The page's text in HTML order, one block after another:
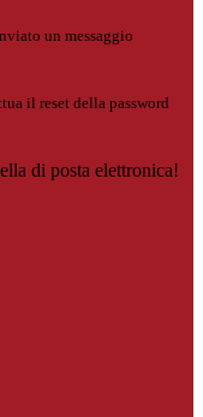
un messaggio
il reset della password
di posta elettronica!